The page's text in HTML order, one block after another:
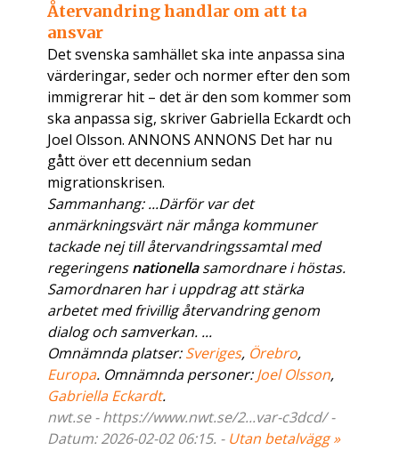
Återvandring handlar om att ta
ansvar
Det svenska samhället ska inte anpassa sina
värderingar, seder och normer efter den som
immigrerar hit – det är den som kommer som
ska anpassa sig, skriver Gabriella Eckardt och
Joel Olsson. ANNONS ANNONS Det har nu
gått över ett decennium sedan
migrationskrisen.
Sammanhang: ...Därför var det
anmärkningsvärt när många kommuner
tackade nej till återvandringssamtal med
regeringensnationellasamordnare i höstas.
Samordnaren har i uppdrag att stärka
arbetet med frivillig återvandring genom
dialog och samverkan. ...
Omnämnda platser:Sveriges, Örebro,
Europa. Omnämnda personer:Joel Olsson,
Gabriella Eckardt.
nwt.se - https://www.nwt.se/2...var-c3dcd/ -
Datum: 2026-02-02 06:15. - Utan betalvägg »